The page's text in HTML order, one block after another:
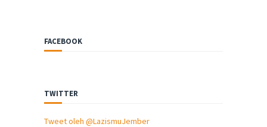
FACEBOOK
TWITTER
Tweet oleh @LazismuJember